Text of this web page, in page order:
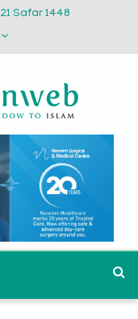
21 Safar 1448